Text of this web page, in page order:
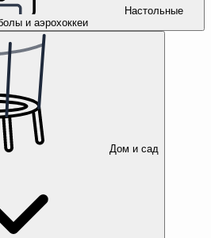
Настольные
и аэрохоккеи
Дом и сад